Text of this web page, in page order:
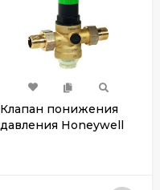
Клапан понижения
давления Honeywell